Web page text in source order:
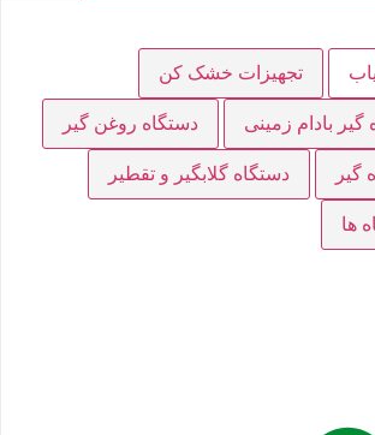
تجهیزات خشک کن
بادام زمینی دستگاه روغن گیر
گیر دستگاه گلابگیر و تقطیر
ها